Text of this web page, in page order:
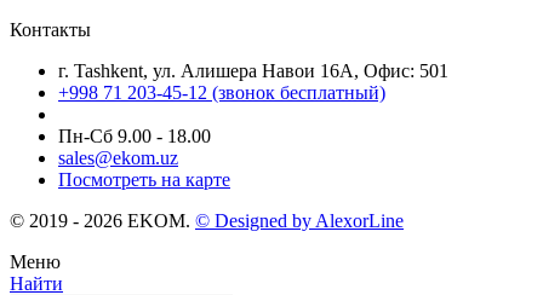
Контакты
г. Tashkent, ул. Алишера Навои 16А, Офис: 501
+998 71 203-45-12 (звонок бесплатный)
Пн-Cб 9.00 - 18.00
sales@ekom.uz
Посмотреть на карте
© 2019 - 2026 EKOM. © Designed by AlexorLine
Меню
Найти